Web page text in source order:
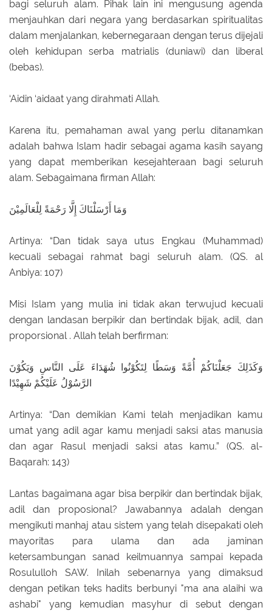
bagi seluruh alam. Pihak lain ini mengusung agenda
menjauhkan dari negara yang berdasarkan spiritualitas
dalam menjalankan, kebernegaraan dengan terus dijejali
oleh kehidupan serba matrialis (duniawi) dan liberal
(bebas).
‘Aidin ‘aidaat yang dirahmati Allah.
Karena itu, pemahaman awal yang perlu ditanamkan
adalah bahwa Islam hadir sebagai agama kasih sayang
yang dapat memberikan kesejahteraan bagi seluruh
alam. Sebagaimana firman Allah:
وَمَا أَرْسَلْنَاكَ إِلَّا رَحْمَةً لِلْعَالَمِيْنَ
Artinya: “Dan tidak saya utus Engkau (Muhammad)
kecuali sebagai rahmat bagi seluruh alam. (QS. al
Anbiya: 107)
Misi Islam yang mulia ini tidak akan terwujud kecuali
dengan landasan berpikir dan bertindak bijak, adil, dan
proporsional . Allah telah berfirman:
وَكَذَلِكَ جَعَلْنَاكُمْ أُمَّةً وَسَطًا لِتَكُوْنُوا شُهَدَاءَ عَلَى النَّاسِ وَيَكُوْنَ
Artinya: “Dan demikian Kami telah menjadikan kamu
umat yang adil agar kamu menjadi saksi atas manusia
dan agar Rasul menjadi saksi atas kamu.” (QS. al-
Baqarah: 143)
Lantas bagaimana agar bisa berpikir dan bertindak bijak,
adil dan proposional? Jawabannya adalah dengan
mengikuti manhaj atau sistem yang telah disepakati oleh
mayoritas para ulama dan ada jaminan
ketersambungan sanad keilmuannya sampai kepada
Rosululloh SAW. Inilah sebenarnya yang dimaksud
dengan petikan teks hadits berbunyi "ma ana alaihi wa
ashabi" yang kemudian masyhur di sebut dengan